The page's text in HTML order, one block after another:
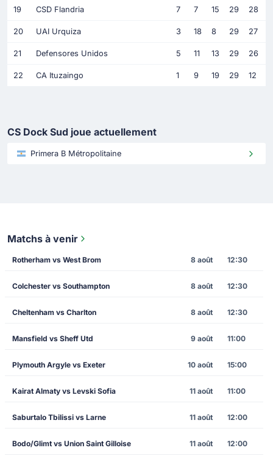
19 CSD Flandria 7 7 15 29 28
20 UAI Urquiza 3 18 8 29 27
21 Defensores Unidos 5 11 13 29 26
22 CA Ituzaingo 1 9 19 29 12
CS Dock Sud joue actuellement
Primera B Métropolitaine
Matchs à venir
Rotherham vs West Brom 8 août 12:30
Colchester vs Southampton 8 août 12:30
Cheltenham vs Charlton 8 août 12:30
Mansfield vs Sheff Utd 9 août 11:00
Plymouth Argyle vs Exeter 10 août 15:00
Kairat Almaty vs Levski Sofia 11 août 11:00
Saburtalo Tbilissi vs Larne 11 août 12:00
Bodo/Glimt vs Union Saint Gilloise 11 août 12:00